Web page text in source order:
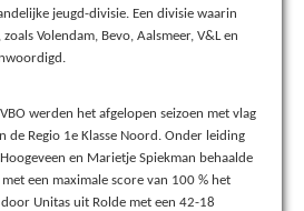
jeugd-divisie. Een divisie waarin
Volendam, Bevo, Aalsmeer, V&L en
werden het afgelopen seizoen met vlag
de Regio 1e Klasse Noord. Onder leiding
en Marietje Spiekman behaalde
een maximale score van 100 % het
Unitas uit Rolde met een 42-18